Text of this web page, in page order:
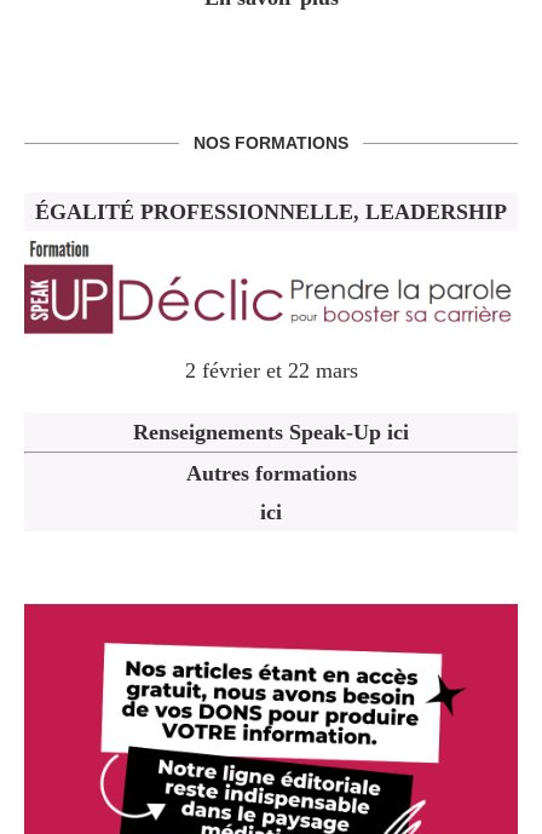
NOS FORMATIONS
ÉGALITÉ PROFESSIONNELLE, LEADERSHIP
2 février et 22 mars
Renseignements Speak-Up ici
Autres formations
ici